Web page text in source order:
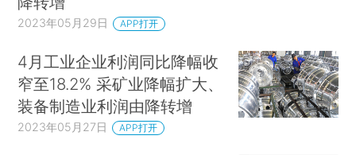
2023年05月29日 APP打开
4月工业企业利润同比降幅收
窄至18.2% 采矿业降幅扩大、
装备制造业利润由降转增
2023年05月27日 APP打开